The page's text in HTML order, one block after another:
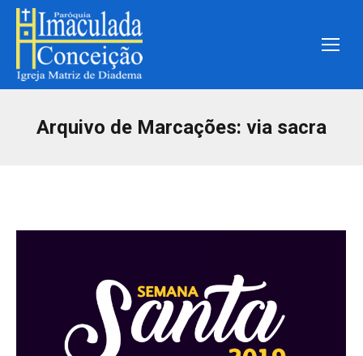
Arquivo de Marcações: via sacra